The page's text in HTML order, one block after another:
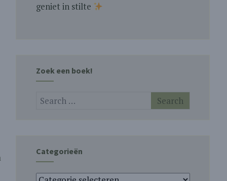
geniet in stilte
Zoek een boek!
Categorieën